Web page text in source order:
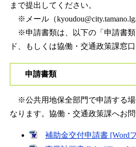
まで提出してください。
※メール（
※申請書類は、以下の「申請書類
ド、もしくは協働・交通政策課窓
申請書類
※公共用地保全部門で申請する場
なります。協働・交通政策課へお問
補助金交付申請書 [Word